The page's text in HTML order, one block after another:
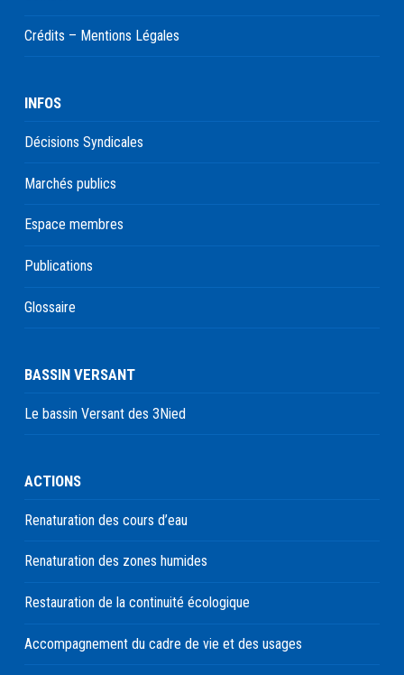
Crédits – Mentions Légales
INFOS
Décisions Syndicales
Marchés publics
Espace membres
Publications
Glossaire
BASSIN VERSANT
Le bassin Versant des 3Nied
ACTIONS
Renaturation des cours d’eau
Renaturation des zones humides
Restauration de la continuité écologique
Accompagnement du cadre de vie et des usages